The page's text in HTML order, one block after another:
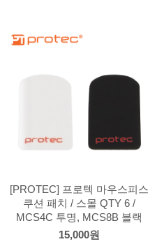
[PROTEC] 프로텍 마우스피스
쿠션 패치 / 스몰 QTY 6 /
MCS4C 투명, MCS8B 블랙
15,000원